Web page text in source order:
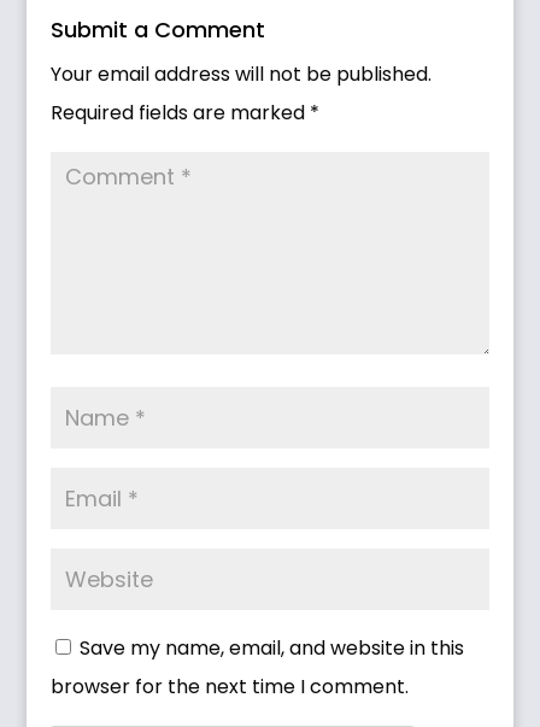
Submit a Comment
Your email address will not be published.
Required fields are marked *
Save my name, email, and website in this
browser for the next time I comment.